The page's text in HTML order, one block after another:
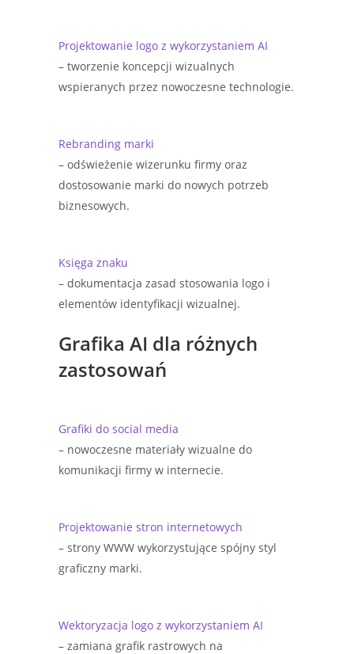
Projektowanie logo z wykorzystaniem AI
– tworzenie koncepcji wizualnych
wspieranych przez nowoczesne technologie.
Rebranding marki
– odświeżenie wizerunku firmy oraz
dostosowanie marki do nowych potrzeb
biznesowych.
Księga znaku
– dokumentacja zasad stosowania logo i
elementów identyfikacji wizualnej.
Grafika AI dla różnych
zastosowań
Grafiki do social media
– nowoczesne materiały wizualne do
komunikacji firmy w internecie.
Projektowanie stron internetowych
– strony WWW wykorzystujące spójny styl
graficzny marki.
Wektoryzacja logo z wykorzystaniem AI
– zamiana grafik rastrowych na